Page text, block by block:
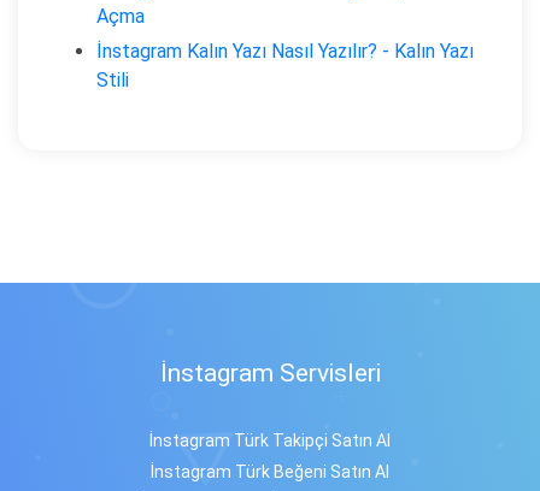
Açma
İnstagram Kalın Yazı Nasıl Yazılır? - Kalın Yazı
Stili
İnstagram Servisleri
İnstagram Türk Takipçi Satın Al
İnstagram Türk Beğeni Satın Al